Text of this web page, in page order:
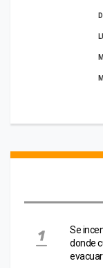
Se
donde